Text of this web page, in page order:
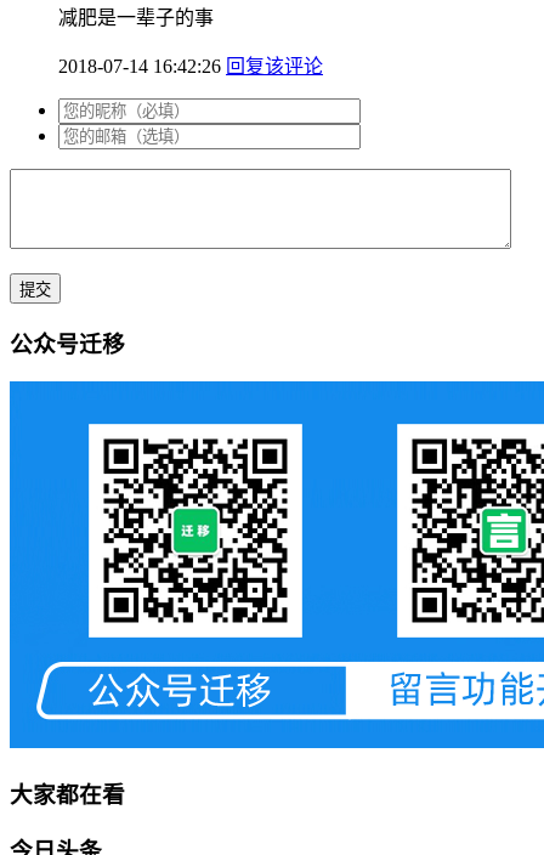
减肥是一辈子的事
2018-07-14 16:42:26 回复该评论
公众号迁移
大家都在看